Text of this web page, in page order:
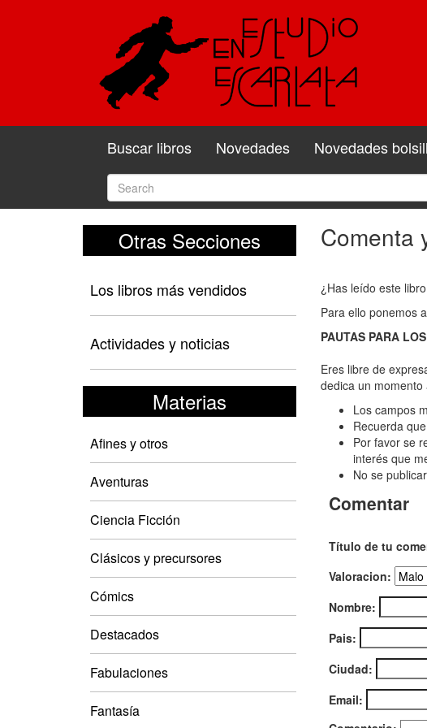
Buscar libros Novedades Novedades
Otras Secciones
Los libros más vendidos
Actividades y noticias
Materias
Afines y otros
Aventuras
Ciencia Ficción
Clásicos y precursores
Cómics
Destacados
Fabulaciones
Fantasía
Comenta
y
valora
el
libro:
Noche
para
las
de
noche,
La
Comenta
¿Has leído este
Para ello ponemos
PAUTAS PARA
Eres libre de
dedica un
Los campos
Recuerda
Por favor se
interés que
No se
Comentar
Título de tu
Valoracion:
Nombre:
Pais:
Ciudad:
Email: